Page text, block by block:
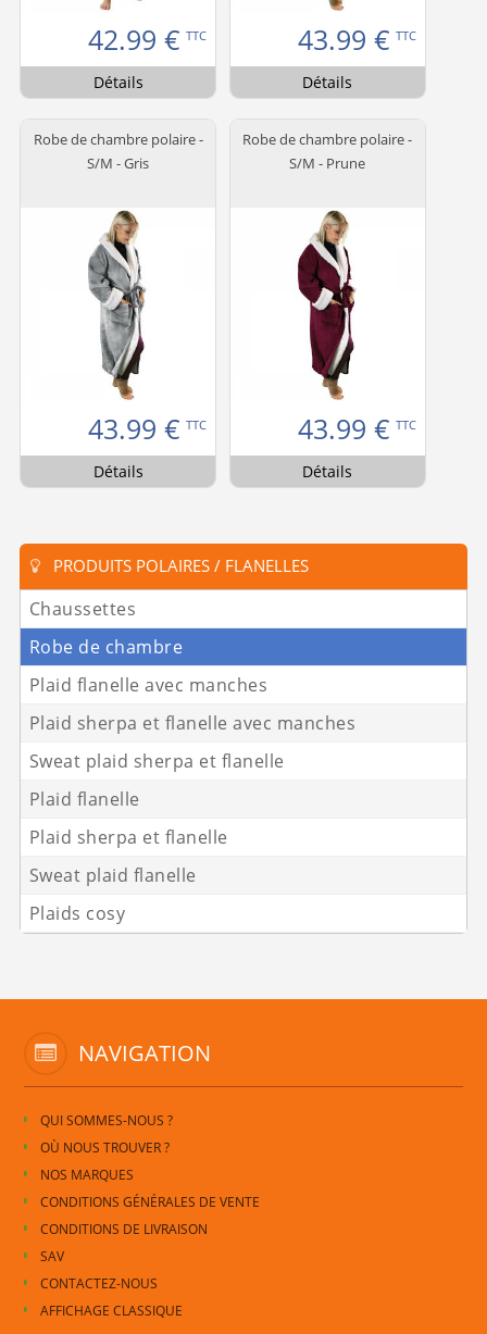
42.99 € TTC
Détails
43.99 € TTC
Détails
Robe de chambre polaire -
S/M - Gris
43.99 € TTC
Détails
Robe de chambre polaire -
S/M - Prune
43.99 € TTC
Détails
PRODUITS POLAIRES / FLANELLES
Chaussettes
Robe de chambre
Plaid flanelle avec manches
Plaid sherpa et flanelle avec manches
Sweat plaid sherpa et flanelle
Plaid flanelle
Plaid sherpa et flanelle
Sweat plaid flanelle
Plaids cosy
NAVIGATION
QUI SOMMES-NOUS ?
OÙ NOUS TROUVER ?
NOS MARQUES
CONDITIONS GÉNÉRALES DE VENTE
CONDITIONS DE LIVRAISON
SAV
CONTACTEZ-NOUS
AFFICHAGE CLASSIQUE